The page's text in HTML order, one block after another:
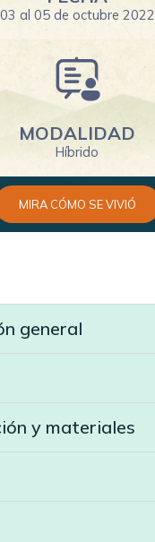
03 al 05 de octubre 2022
MODALIDAD
Híbrido
MIRA CÓMO SE VIVIÓ
general
y materiales